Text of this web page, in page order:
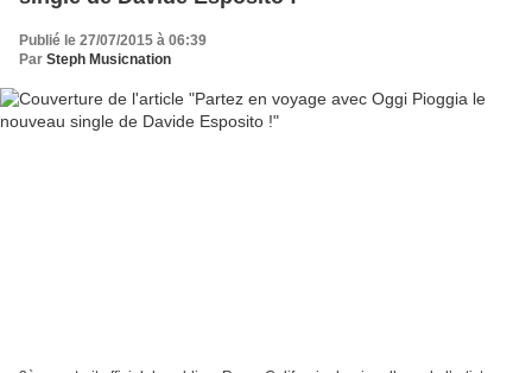
Publié le 27/07/2015 à 06:39
Par Steph Musicnation